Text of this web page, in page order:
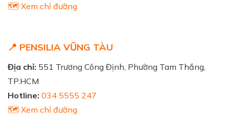
🗺️ Xem chỉ đường
📍 PENSILIA VŨNG TÀU
Địa chỉ: 551 Trương Công Định, Phường Tam Thắng,
TP.HCM
Hotline: 034 5555 247
🗺️ Xem chỉ đường